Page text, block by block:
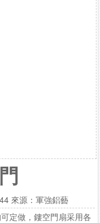
來源：軍強鋁藝
定做，鏤空門扇采用各